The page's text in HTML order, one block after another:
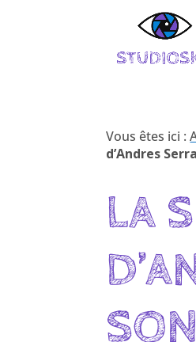
Vous êtes ici :
d’Andres
LA